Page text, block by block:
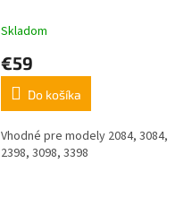
Skladom
€59
Do košíka
Vhodné pre modely 2084, 3084,
2398, 3098, 3398